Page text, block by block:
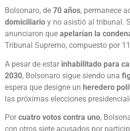
Bolsonaro, de 70 años, permanece
domiciliario y no asistió al tribunal.
anunciaron que apelarían la
Tribunal Supremo, compuesto por
A pesar de estar inhabilitado para
2030, Bolsonaro sigue siendo una
espera que designe un heredero
las próximas elecciones
Por cuatro votos contra uno,
con otros siete acusados por